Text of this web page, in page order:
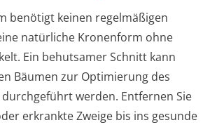
benötigt keinen regelmäßigen
natürliche Kronenform ohne
Ein behutsamer Schnitt kann
Bäumen zur Optimierung des
werden. Entfernen Sie
erkrankte Zweige bis ins gesunde